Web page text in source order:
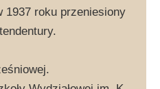
1937 roku przeniesiony